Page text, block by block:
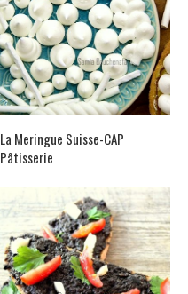
La Meringue Suisse-CAP
Pâtisserie